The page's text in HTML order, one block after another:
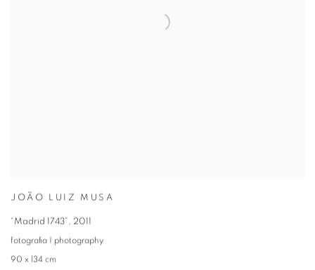
JOÃO LUIZ MUSA
“Madrid 1743”, 2011
fotografia | photography
90 x 134 cm